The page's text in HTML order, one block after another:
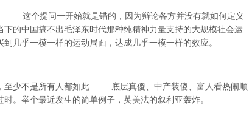
这个提问一开始就是错的，因为辩论各方并没有就如何定义
的中国搞不出毛泽东时代那种纯精神力量支持的大规模社会运
几乎一模一样的运动局面，达成几乎一模一样的效应。
至少不是所有人都如此 —— 底层真傻、中产装傻、富人看热闹顺
。举个最近发生的简单例子，英美法的叙利亚轰炸。